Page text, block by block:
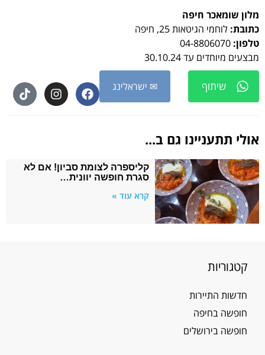
מלון שומאכר חיפה
כתובת: לוחמי הגיטאות 25, חיפה
טלפון:
מבצעים מיוחדים עד 30.10.24
שיתוף ✉ ישראלינג
אולי תתעניינו גם ב...
קליספרה לצומת סביון! אם לא
סגרת חופשה יוונית…
קרא עוד »
קטגוריות
חדשות התיירות
חופשה בחיפה
חופשה בירושלים